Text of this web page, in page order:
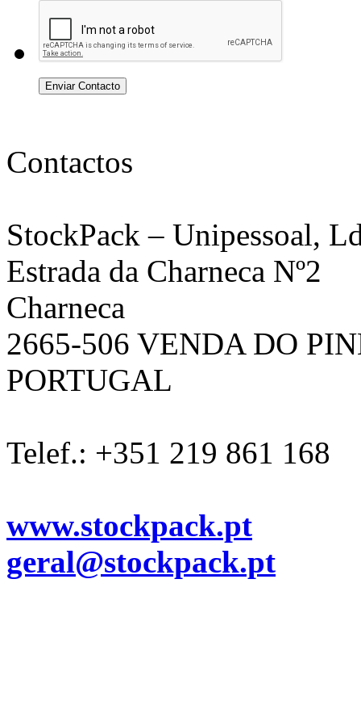
Enviar Contacto
Contactos
StockPack – Unipessoal,
Estrada da Charneca Nº2
Charneca
2665-506 VENDA DO
PORTUGAL
Telef.: +351 219 861 168
www.stockpack.pt
geral@stockpack.pt